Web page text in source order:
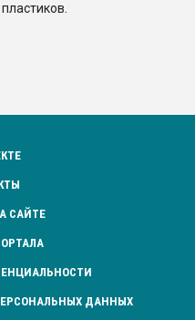
САЙТЕ
ДАННЫХ